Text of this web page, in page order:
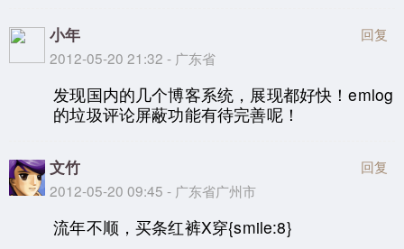
小年
2012-05-20 21:32 - 广东省
回复
发现国内的几个博客系统，展现都好快！emlog
的垃圾评论屏蔽功能有待完善呢！
文竹
2012-05-20 09:45 - 广东省广州市
回复
流年不顺，买条红裤X穿{smile:8}